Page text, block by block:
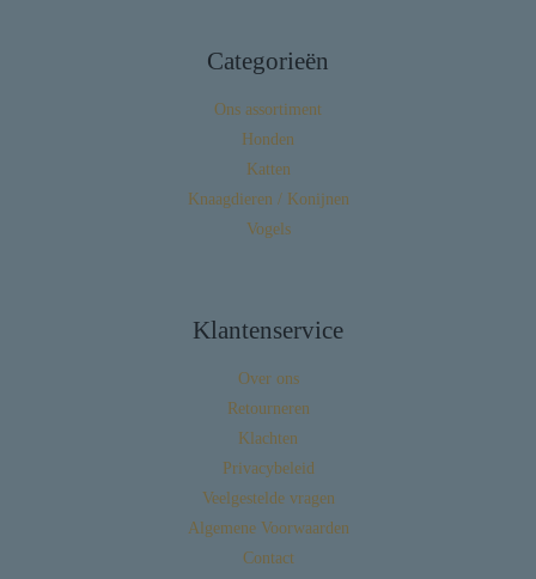
Categorieën
Ons assortiment
Honden
Katten
Knaagdieren / Konijnen
Vogels
Klantenservice
Over ons
Retourneren
Klachten
Privacybeleid
Veelgestelde vragen
Algemene Voorwaarden
Contact